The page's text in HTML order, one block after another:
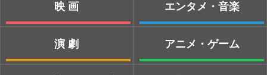
映画
演劇
エンタメ・音楽
アニメ・ゲーム